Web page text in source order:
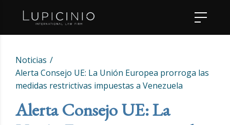
Noticias
Alerta Consejo UE: La Unión Europea prorroga las
medidas restrictivas impuestas a Venezuela
Alerta Consejo UE: La